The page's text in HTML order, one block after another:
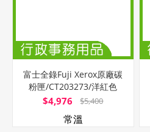
富士全錄Fuji Xerox原廠碳
粉匣/CT203273/洋紅色
$4,976 $5,400
常溫